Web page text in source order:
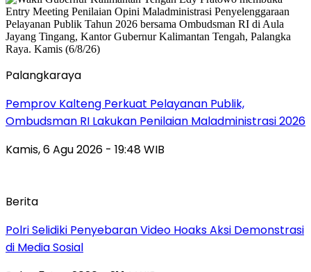
Palangkaraya
Pemprov Kalteng Perkuat Pelayanan Publik,
Ombudsman RI Lakukan Penilaian Maladministrasi 2026
Kamis, 6 Agu 2026 - 19:48 WIB
Berita
Polri Selidiki Penyebaran Video Hoaks Aksi Demonstrasi
di Media Sosial